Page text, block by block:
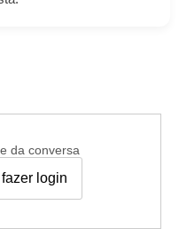
da conversa
login